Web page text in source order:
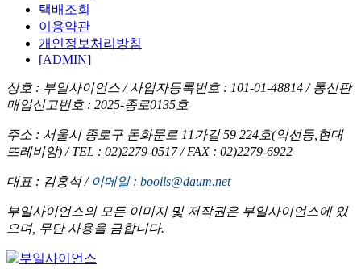
택배조회
이용약관
개인정보처리방침
[ADMIN]
상호 : 부일사이언스 /사업자등록번호 : 101-01-48814 / 통신판
매업신고번호 : 2025-종로0135호
주소 : 서울시 종로구 돈화문로 11가길 59 224호(익선동,현대
뜨레비앙) /TEL : 02)2279-0517 /FAX : 02)2279-6922
대표 : 김홍석 / 이메일 : booils@daum.net
부일사이언스의 모든 이미지 및 저작권은 부일사이언스에 있
으며, 무단 사용을 금합니다.